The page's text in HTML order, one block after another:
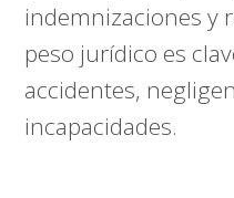
indemnizaciones y
peso jurídico es
accidentes,
incapacidades.